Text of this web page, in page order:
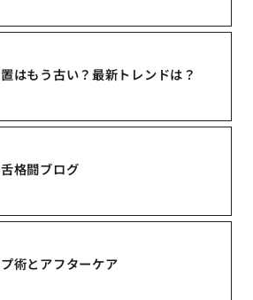
はもう古い？最新トレンドは？
格闘ブログ
術とアフターケア